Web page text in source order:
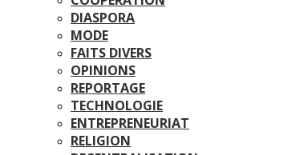
DIASPORA
MODE
FAITS DIVERS
OPINIONS
REPORTAGE
TECHNOLOGIE
ENTREPRENEURIAT
RELIGION